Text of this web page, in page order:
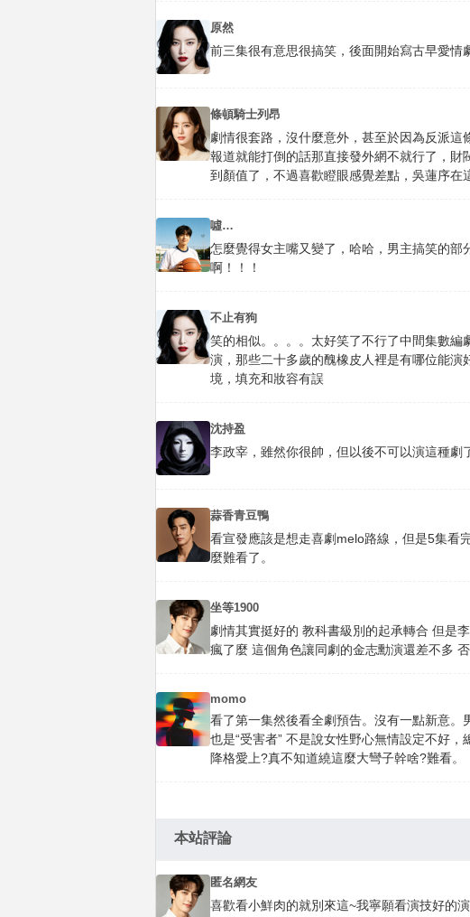
原然
前三集很有意思很搞笑，後面開始寫古早愛情
條頓騎士列昂
劇情很套路，沒什麼意外，甚至於因為反派
報道就能打倒的話那直接發外網不就行了，
到顏值了，不過喜歡瞪眼感覺差點，吳蓮序在
噓…
怎麼覺得女主嘴又變了，哈哈，男主搞笑的
啊！！！
不止有狗
笑的相似。。。。太好笑了不行了中間集數
演，那些二十多歲的醜橡皮人裡是有哪位能
境，填充和妝容有誤
沈持盈
李政宰，雖然你很帥，但以後不可以演這種劇
蒜香青豆鴨
看宣發應該是想走喜劇melo路線，但是5集看
麼難看了。
坐等1900
劇情其實挺好的 教科書級別的起承轉合 但是
瘋了麼 這個角色讓同劇的金志勳演還差不多
momo
看了第一集然後看全劇預告。沒有一點新意
也是“受害者” 不是說女性野心無情設定不好
降格愛上?真不知道繞這麼大彎子幹啥?難看。
本站評論
匿名網友
喜歡看小鮮肉的就別來這~我寧願看演技好的